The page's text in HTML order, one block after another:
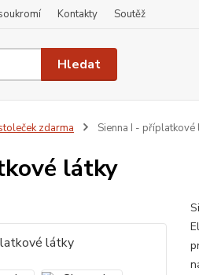
Kontakty Soutěž
Hledat
zdarma Sienna I - příplatkové
látky